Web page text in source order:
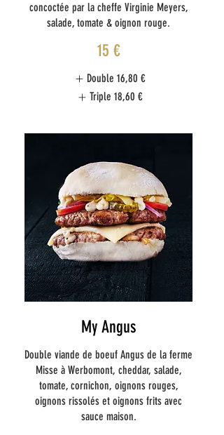
concoctée par la cheffe Virginie Meyers,
salade, tomate & oignon rouge.
15 €
Double 16,80 €
Triple 18,60 €
My Angus
Double viande de boeuf Angus de la ferme
Misse à Werbomont, cheddar, salade,
tomate, cornichon, oignons rouges,
oignons rissolés et oignons frits avec
sauce maison.